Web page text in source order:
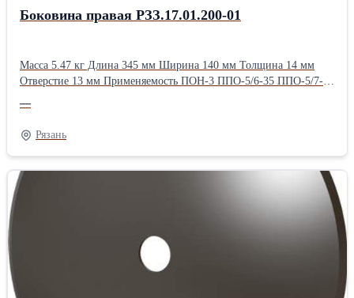
Боковина правая РЗЗ.17.01.200-01
Масса 5.47 кг Длина 345 мм Ширина 140 мм Толщина 14 мм
Отверстие 13 мм Применяемость ПОН-3 ППО-5/6-35 ППО-5/7-35
—
Рязань